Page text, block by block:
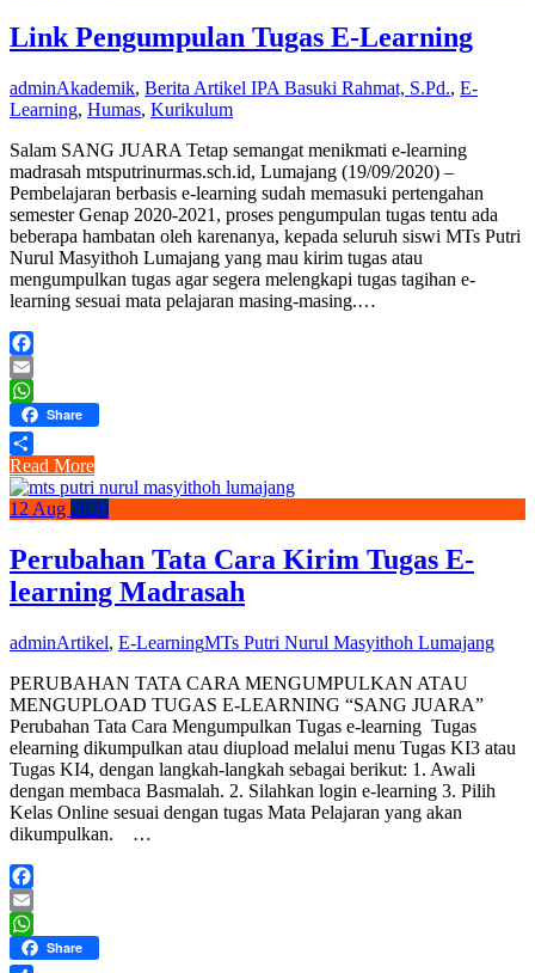
Link Pengumpulan Tugas E-Learning
adminAkademik, Berita Artikel IPA Basuki Rahmat, S.Pd., E-
Learning, Humas, Kurikulum
Salam SANG JUARA Tetap semangat menikmati e-learning
madrasah mtsputrinurmas.sch.id, Lumajang (19/09/2020) –
Pembelajaran berbasis e-learning sudah memasuki pertengahan
semester Genap 2020-2021, proses pengumpulan tugas tentu ada
beberapa hambatan oleh karenanya, kepada seluruh siswi MTs Putri
Nurul Masyithoh Lumajang yang mau kirim tugas atau
mengumpulkan tugas agar segera melengkapi tugas tagihan e-
learning sesuai mata pelajaran masing-masing.…
Facebook
Email
WhatsApp
Share
Share
Read More
12 Aug 2020
Perubahan Tata Cara Kirim Tugas E-
learning Madrasah
adminArtikel, E-LearningMTs Putri Nurul Masyithoh Lumajang
PERUBAHAN TATA CARA MENGUMPULKAN ATAU
MENGUPLOAD TUGAS E-LEARNING “SANG JUARA”
Perubahan Tata Cara Mengumpulkan Tugas e-learning Tugas
elearning dikumpulkan atau diupload melalui menu Tugas KI3 atau
Tugas KI4, dengan langkah-langkah sebagai berikut: 1. Awali
dengan membaca Basmalah. 2. Silahkan login e-learning 3. Pilih
Kelas Online sesuai dengan tugas Mata Pelajaran yang akan
dikumpulkan. …
Facebook
Email
WhatsApp
Share